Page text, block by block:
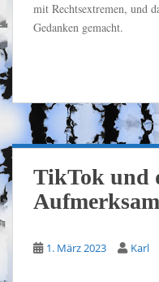
mit Rechtsextremen, und
Gedanken gemacht.
TikTok und
1. März 2023 Karl